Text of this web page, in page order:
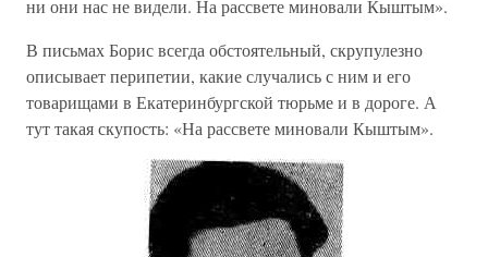
ни они нас не видели. На рассвете миновали Кыштым».
В письмах Борис всегда обстоятельный, скрупулезно
описывает перипетии, какие случались с ним и его
товарищами в Екатеринбургской тюрьме и в дороге. А
тут такая скупость: «На рассвете миновали Кыштым».